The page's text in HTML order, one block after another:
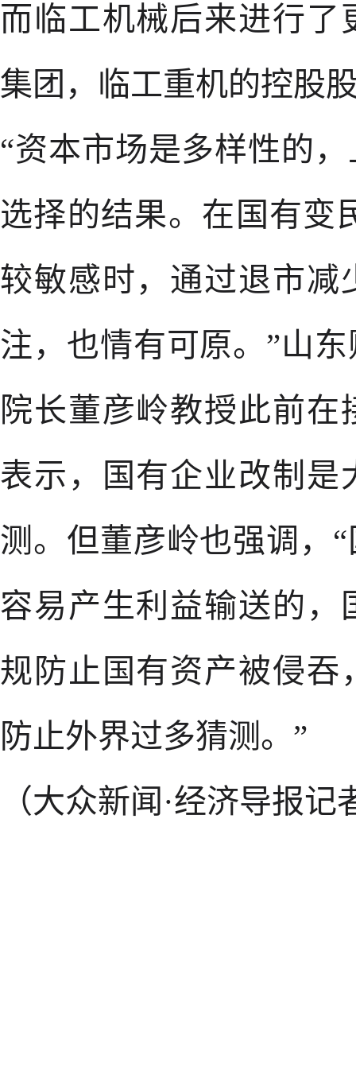
而临工机械后来进行
集团，临工重机的控股
“资本市场是多样性的
选择的结果。在国有变
较敏感时，通过退市减
注，也情有可原。”山
院长董彦岭教授此前
表示，国有企业改制是
测。但董彦岭也强调，
容易产生利益输送的，
规防止国有资产被侵吞
防止外界过多猜测。”
（大众新闻·经济导报记